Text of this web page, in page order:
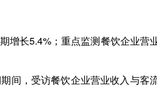
增长5.4%；重点监测餐饮企业营
间，受访餐饮企业营业收入与客